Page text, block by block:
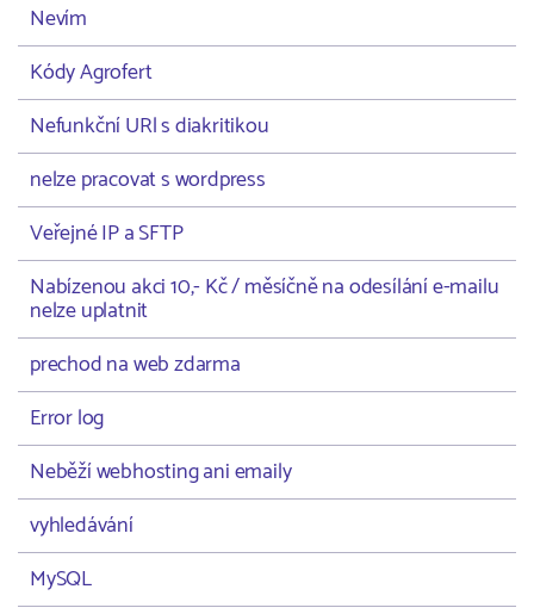
Nevím
Kódy Agrofert
Nefunkční URl s diakritikou
nelze pracovat s wordpress
Veřejné IP a SFTP
Nabízenou akci 10,- Kč / měsíčně na odesílání e-mailu
nelze uplatnit
prechod na web zdarma
Error log
Neběží webhosting ani emaily
vyhledávání
MySQL